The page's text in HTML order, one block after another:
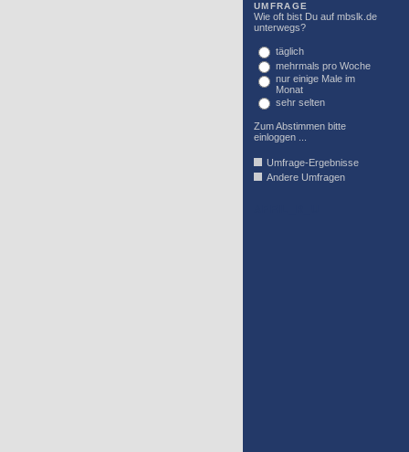
UMFRAGE
Wie oft bist Du auf mbslk.de
unterwegs?
täglich
mehrmals pro Woche
nur einige Male im
Monat
sehr selten
Zum Abstimmen bitte
einloggen ...
Umfrage-Ergebnisse
Andere Umfragen